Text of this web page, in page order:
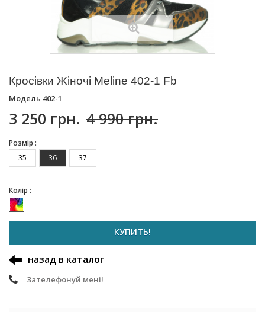
Кросівки Жіночі Meline 402-1 Fb
Модель 402-1
3 250 грн. 4 990 грн.
Розмір :
35
36 37
Колір :
КУПИТЬ!
назад в каталог
Зателефонуй мені!